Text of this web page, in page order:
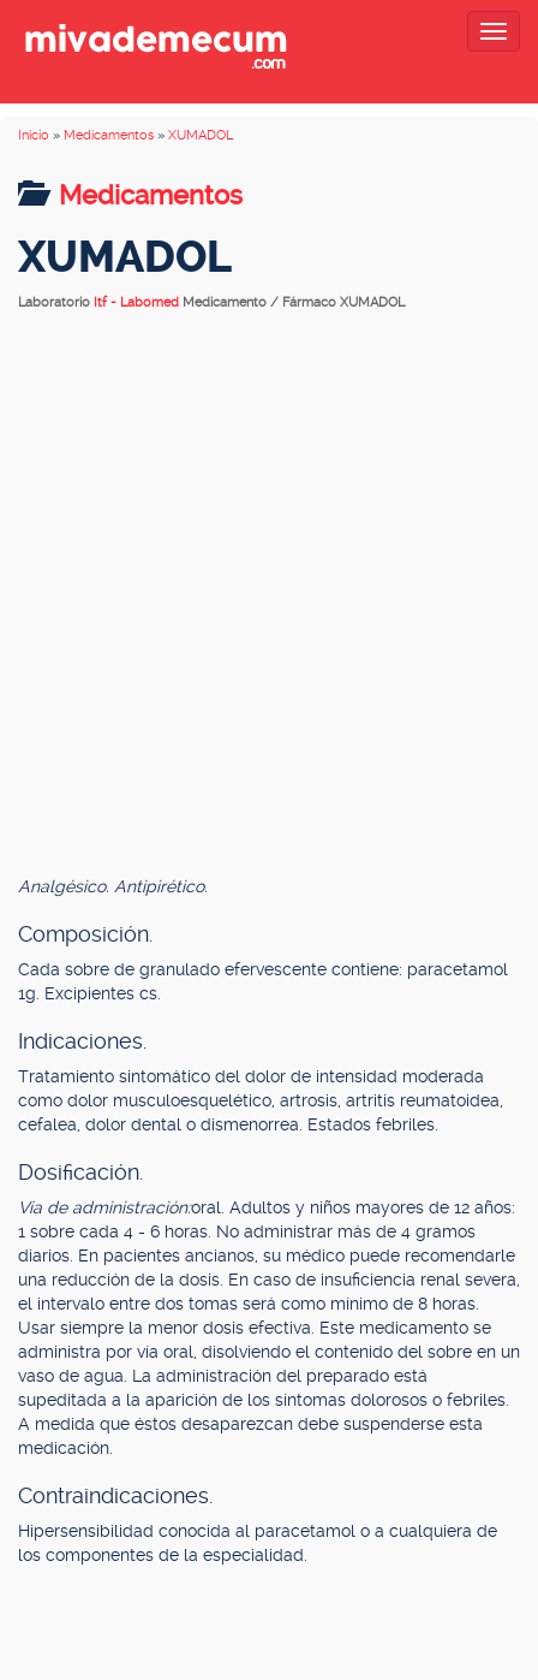
Inicio » Medicamentos » XUMADOL
Medicamentos
XUMADOL
Laboratorio Itf - Labomed Medicamento / Fármaco XUMADOL
Analgésico. Antipirético.
Composición.
Cada sobre de granulado efervescente contiene: paracetamol
1g. Excipientes cs.
Indicaciones.
Tratamiento sintomático del dolor de intensidad moderada
como dolor musculoesquelético, artrosis, artritis reumatoidea,
cefalea, dolor dental o dismenorrea. Estados febriles.
Dosificación.
Vía de administración:oral. Adultos y niños mayores de 12 años:
1 sobre cada 4 - 6 horas. No administrar más de 4 gramos
diarios. En pacientes ancianos, su médico puede recomendarle
una reducción de la dosis. En caso de insuficiencia renal severa,
el intervalo entre dos tomas será como mínimo de 8 horas.
Usar siempre la menor dosis efectiva. Este medicamento se
administra por vía oral, disolviendo el contenido del sobre en un
vaso de agua. La administración del preparado está
supeditada a la aparición de los síntomas dolorosos o febriles.
A medida que éstos desaparezcan debe suspenderse esta
medicación.
Contraindicaciones.
Hipersensibilidad conocida al paracetamol o a cualquiera de
los componentes de la especialidad.